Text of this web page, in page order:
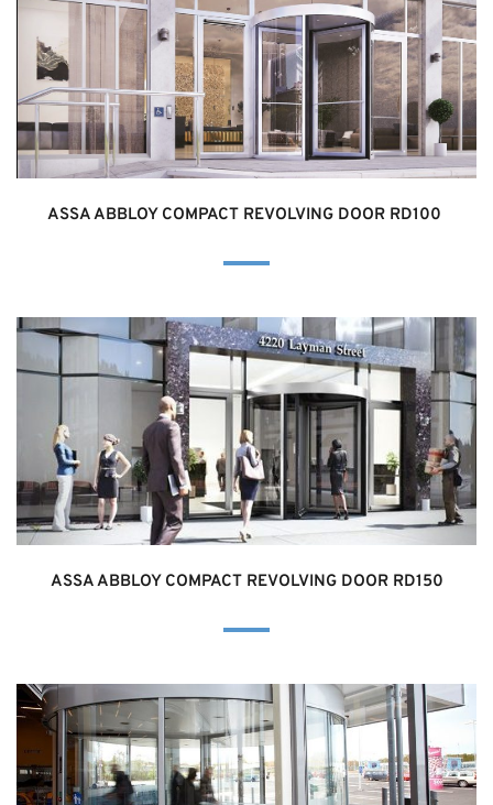
ASSA ABBLOY COMPACT REVOLVING DOOR RD100
ASSA ABBLOY COMPACT REVOLVING DOOR RD150